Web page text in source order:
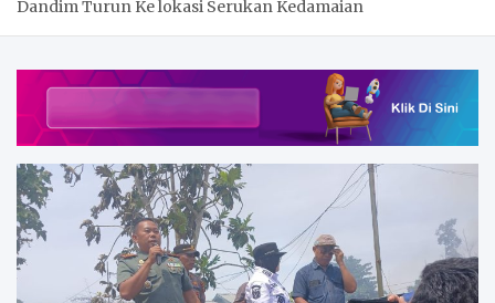
Dandim Turun Ke lokasi Serukan Kedamaian